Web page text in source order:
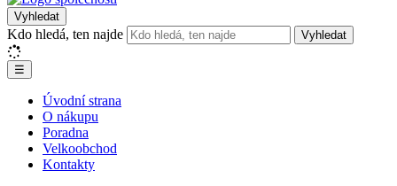
Vyhledat
Kdo hledá, ten najde Vyhledat
☰
Úvodní strana
O nákupu
Poradna
Velkoobchod
Kontakty